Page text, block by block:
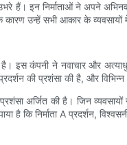
हैं। इन निर्माताओं ने अपने
उन्हें सभी आकार के व्यवसायों
है। इस कंपनी ने नवाचार और
की प्रशंसा की है, और
अर्जित की है। जिन
है कि निर्माता A प्रदर्शन,